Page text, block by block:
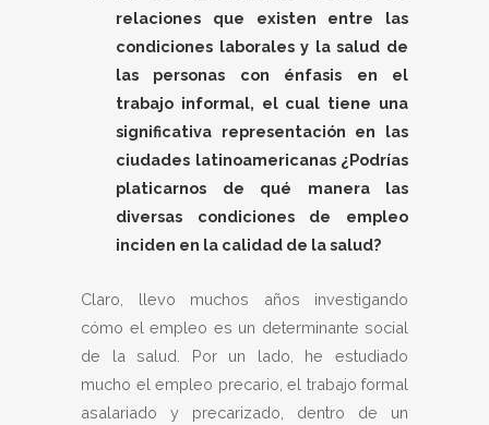
relaciones que existen entre las
condiciones laborales y la salud de
las personas con énfasis en el
trabajo informal, el cual tiene una
significativa representación en las
ciudades latinoamericanas ¿Podrías
platicarnos de qué manera las
diversas condiciones de empleo
inciden en la calidad de la salud?
Claro, llevo muchos años investigando
cómo el empleo es un determinante social
de la salud. Por un lado, he estudiado
mucho el empleo precario, el trabajo formal
asalariado y precarizado, dentro de un